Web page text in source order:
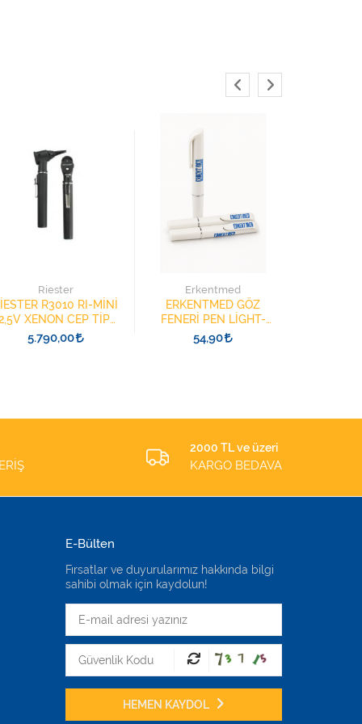
Riester
R3010 RI-MİNİ
XENON CEP TİPİ
OTOSKOP
5.790,00
Erkentmed
ERKENTMED GÖZ
FENERİ PEN LİGHT-
IŞIK KALEMİ
54,90
2000 TL ve üzeri
KARGO BEDAVA
E-Bülten
Fırsatlar ve duyurularımız hakkında bilgi
sahibi olmak için kaydolun!
HEMEN KAYDOL